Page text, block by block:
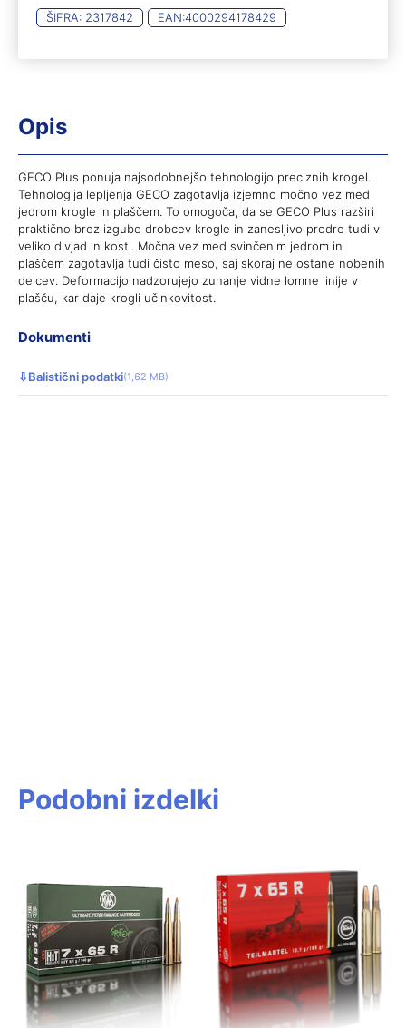
ŠIFRA: 2317842 EAN:4000294178429
Opis
GECO Plus ponuja najsodobnejšo tehnologijo preciznih krogel.
Tehnologija lepljenja GECO zagotavlja izjemno močno vez med
jedrom krogle in plaščem. To omogoča, da se GECO Plus razširi
praktično brez izgube drobcev krogle in zanesljivo prodre tudi v
veliko divjad in kosti. Močna vez med svinčenim jedrom in
plaščem zagotavlja tudi čisto meso, saj skoraj ne ostane nobenih
delcev. Deformacijo nadzorujejo zunanje vidne lomne linije v
plašču, kar daje krogli učinkovitost.
Dokumenti
⇩Balistični podatki(1,62 MB)
Podobni izdelki